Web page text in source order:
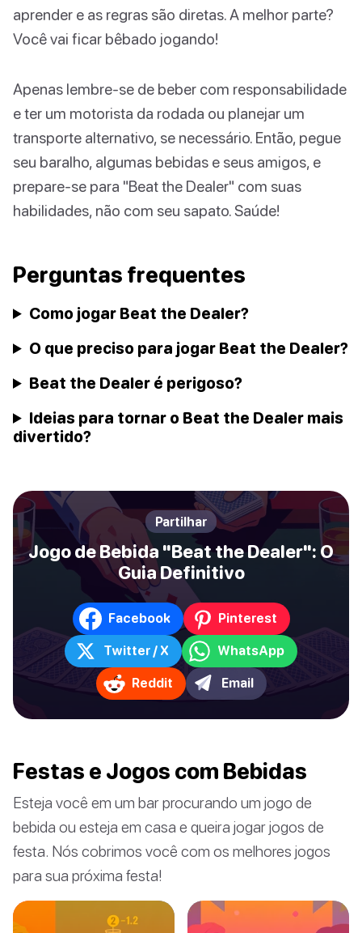
aprender e as regras são diretas. A melhor parte?
Você vai ficar bêbado jogando!
Apenas lembre-se de beber com responsabilidade
e ter um motorista da rodada ou planejar um
transporte alternativo, se necessário. Então, pegue
seu baralho, algumas bebidas e seus amigos, e
prepare-se para "Beat the Dealer" com suas
habilidades, não com seu sapato. Saúde!
Perguntas frequentes
Como jogar Beat the Dealer?
O que preciso para jogar Beat the Dealer?
Beat the Dealer é perigoso?
Ideias para tornar o Beat the Dealer mais
divertido?
Partilhar
Jogo de Bebida "Beat the Dealer": O
Guia Definitivo
Facebook Pinterest
Twitter / X WhatsApp
Reddit Email
Festas e Jogos com Bebidas
Esteja você em um bar procurando um jogo de
bebida ou esteja em casa e queira jogar jogos de
festa. Nós cobrimos você com os melhores jogos
para sua próxima festa!